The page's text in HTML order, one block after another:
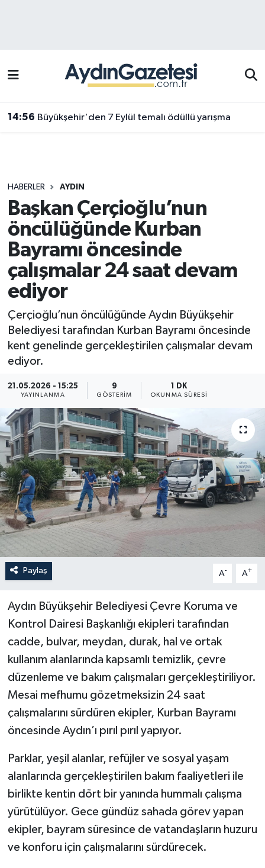
13:36 Efeler'de yaz tatili satrançla renkleniyor
HABERLER AYDIN
Başkan Çerçioğlu’nun
öncülüğünde Kurban
Bayramı öncesinde
çalışmalar 24 saat devam
ediyor
Çerçioğlu’nun öncülüğünde Aydın Büyükşehir
Belediyesi tarafından Kurban Bayramı öncesinde
kent genelinde gerçekleştirilen çalışmalar devam
ediyor.
21.05.2026 - 15:25
YAYINLANMA
9
GÖSTERIM
1 DK
OKUNMA SÜRESI
Paylaş A- A+
Aydın Büyükşehir Belediyesi Çevre Koruma ve
Kontrol Dairesi Başkanlığı ekipleri tarafından
cadde, bulvar, meydan, durak, hal ve ortak
kullanım alanlarında kapsamlı temizlik, çevre
düzenleme ve bakım çalışmaları gerçekleştiriliyor.
Mesai mefhumu gözetmeksizin 24 saat
çalışmalarını sürdüren ekipler, Kurban Bayramı
öncesinde Aydın’ı pırıl pırıl yapıyor.
Parklar, yeşil alanlar, refüjler ve sosyal yaşam
alanlarında gerçekleştirilen bakım faaliyetleri ile
birlikte kentin dört bir yanında hummalı çalışma
yürütülüyor. Gece gündüz sahada görev yapan
ekipler, bayram süresince de vatandaşların huzuru
ve konforu için çalışmalarını sürdürecek.
Efeler Trafik Yoğunluk Haritası
Süper Lig Puan Durumu ve Fikstür